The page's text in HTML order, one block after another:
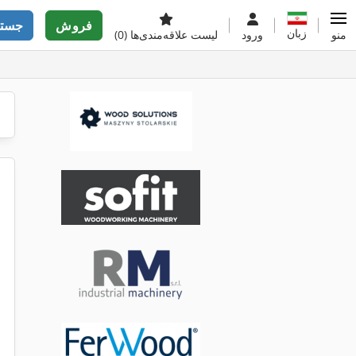
فروش
لیست علاقه‌مندی‌ها (0) ورود زبان منو